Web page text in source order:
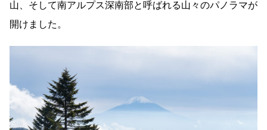
山、そして南アルプス深南部と呼ばれる山々のパノラマが
開けました。